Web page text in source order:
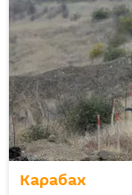
Карабах